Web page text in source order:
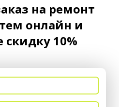
на ремонт
онлайн и
скидку 10%